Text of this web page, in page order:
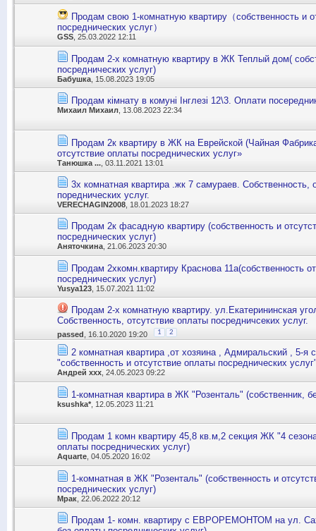
Продам свою 1-комнатную квартиру（собственность и
посреднических услуг）
GSS , 25.03.2022 12:11
Продам 2-х комнатную квартиру в ЖК Теплый дом(
посреднических услуг)
Бабушка , 15.08.2023 19:05
Продам кімнату в комуні Інглезі 12\3. Оплати
Михаил Михаил , 13.08.2023 22:34
Продам 2к квартиру в ЖК на Еврейской (Чайная
отсутствие оплаты посреднических услуг»
Танюшка ... , 03.11.2021 13:01
3х комнатная квартира .жк 7 самураев. Собственность,
пореднических услуг.
VERECHAGIN2008 , 18.01.2023 18:27
Продам 2к фасадную квартиру (собственность и
посреднических услуг)
Аняточкина, 21.06.2023 20:30
Продам 2хкомн.квартиру Краснова 11а(собственность
посреднических услуг)
Yusya123 , 15.07.2021 11:02
Продам 2-х комнатную квартиру. ул.Екатерининская
Собственность, отсутствие оплаты посредничсеких услуг.
passed , 16.10.2020 19:20 1 2
2 комнатная квартира ,от хозяина , Адмиральский , 5-я
"собственность и отсутствие оплаты посреднических
Андрей ххх , 24.05.2023 09:22
1-комнатная квартира в ЖК "Розенталь" (собственник,
ksushka* , 12.05.2023 11:21
Продам 1 комн квартиру 45,8 кв.м,2 секция ЖК "4
оплаты посреднических услуг)
Aquarte , 04.05.2020 16:02
1-комнатная в ЖК "Розенталь" (собственность и
посреднических услуг)
Мрак , 22.06.2022 20:12
Продам 1- комн. квартиру с ЕВРОРЕМОНТОМ на ул.